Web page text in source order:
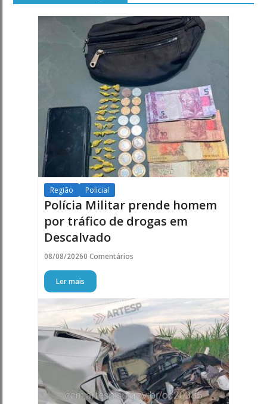
Região Policial
Polícia Militar prende homem
por tráfico de drogas em
Descalvado
08/08/20260 Comentários
Ler mais